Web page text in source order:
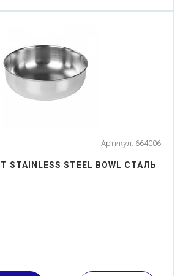
Артикул: 664006
STAINLESS STEEL BOWL СТАЛЬ